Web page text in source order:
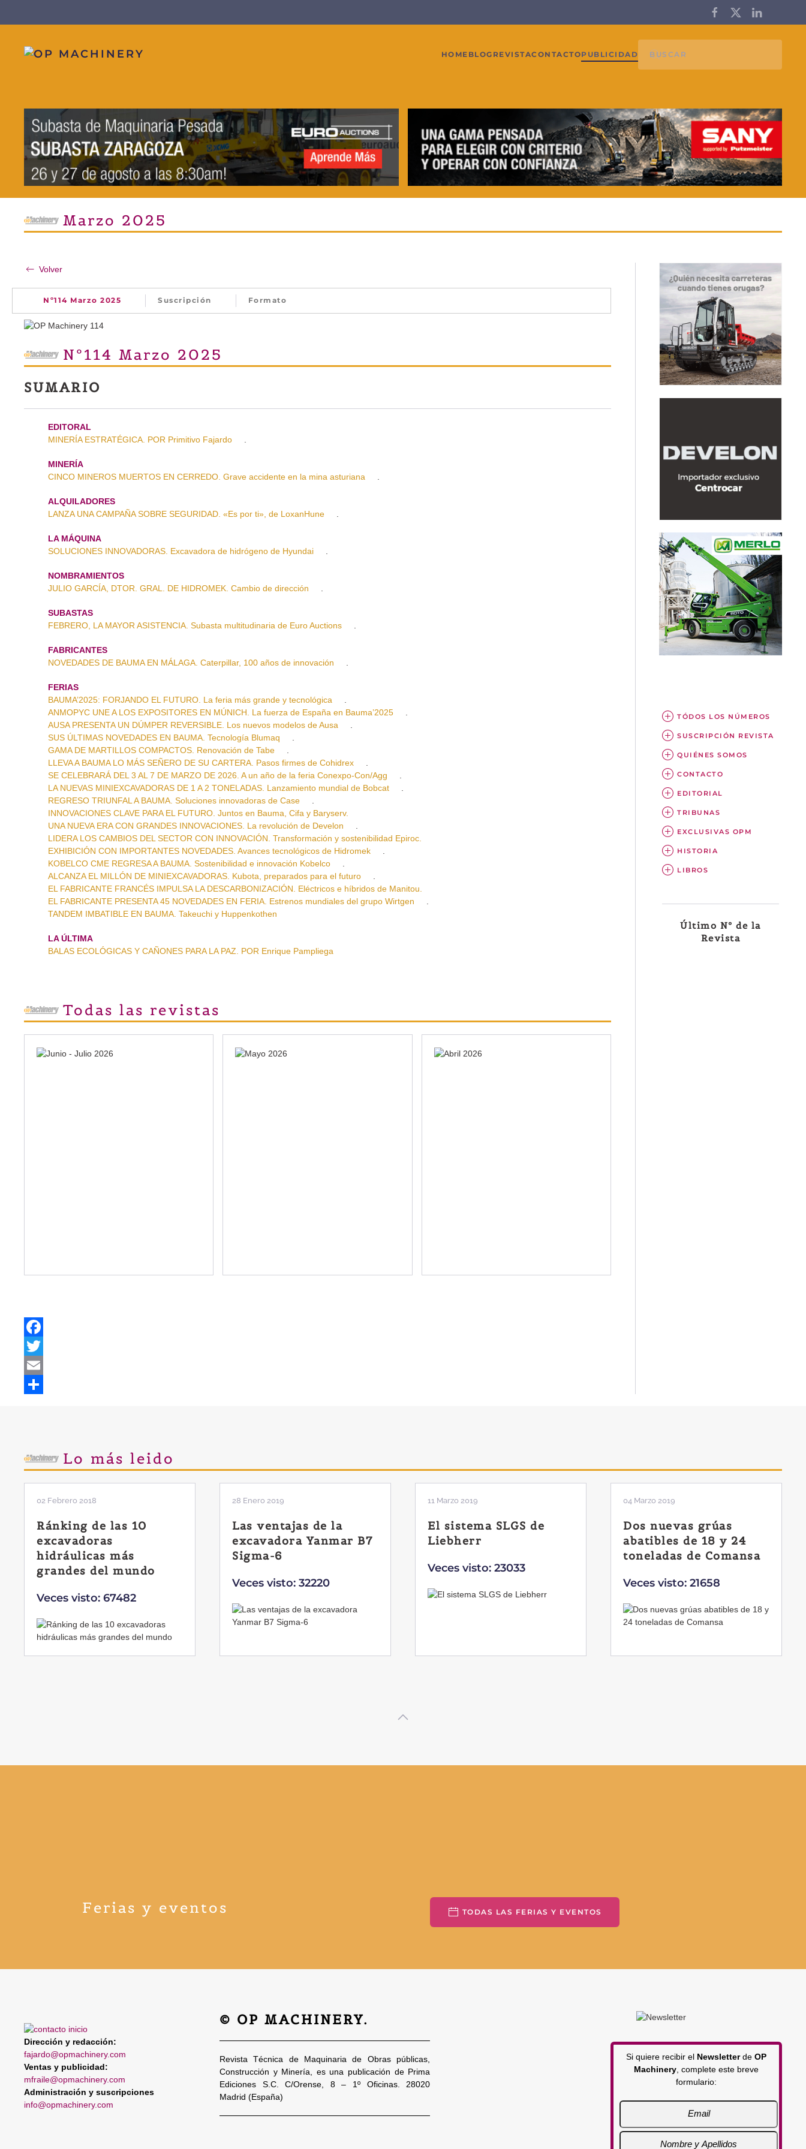
HOME BLOG REVISTACONTACTOPUBLICIDAD
Marzo 2025
Volver
Nº114 Marzo 2025 Suscripción Formato
Nº114 Marzo 2025
SUMARIO
EDITORAL
MINERÍA ESTRATÉGICA. POR Primitivo Fajardo
.
MINERÍA
CINCO MINEROS MUERTOS EN CERREDO. Grave accidente en la mina asturiana
.
ALQUILADORES
LANZA UNA CAMPAÑA SOBRE SEGURIDAD. «Es por ti», de LoxanHune
.
LA MÁQUINA
SOLUCIONES INNOVADORAS. Excavadora de hidrógeno de Hyundai
.
NOMBRAMIENTOS
JULIO GARCÍA, DTOR. GRAL. DE HIDROMEK. Cambio de dirección
.
SUBASTAS
FEBRERO, LA MAYOR ASISTENCIA. Subasta multitudinaria de Euro Auctions
.
FABRICANTES
NOVEDADES DE BAUMA EN MÁLAGA. Caterpillar, 100 años de innovación
.
FERIAS
BAUMA’2025: FORJANDO EL FUTURO. La feria más grande y tecnológica
.
ANMOPYC UNE A LOS EXPOSITORES EN MÚNICH. La fuerza de España en Bauma’2025
.
AUSA PRESENTA UN DÚMPER REVERSIBLE. Los nuevos modelos de Ausa
.
SUS ÚLTIMAS NOVEDADES EN BAUMA. Tecnología Blumaq
.
GAMA DE MARTILLOS COMPACTOS. Renovación de Tabe
.
LLEVA A BAUMA LO MÁS SEÑERO DE SU CARTERA. Pasos firmes de Cohidrex
.
SE CELEBRARÁ DEL 3 AL 7 DE MARZO DE 2026. A un año de la feria Conexpo-Con/Agg
.
LA NUEVAS MINIEXCAVADORAS DE 1 A 2 TONELADAS. Lanzamiento mundial de Bobcat
.
REGRESO TRIUNFAL A BAUMA. Soluciones innovadoras de Case
.
INNOVACIONES CLAVE PARA EL FUTURO. Juntos en Bauma, Cifa y Baryserv.
UNA NUEVA ERA CON GRANDES INNOVACIONES. La revolución de Develon
.
LIDERA LOS CAMBIOS DEL SECTOR CON INNOVACIÓN. Transformación y sostenibilidad Epiroc.
EXHIBICIÓN CON IMPORTANTES NOVEDADES. Avances tecnológicos de Hidromek
.
KOBELCO CME REGRESA A BAUMA. Sostenibilidad e innovación Kobelco
.
ALCANZA EL MILLÓN DE MINIEXCAVADORAS. Kubota, preparados para el futuro
.
EL FABRICANTE FRANCÉS IMPULSA LA DESCARBONIZACIÓN. Eléctricos e híbridos de Manitou.
EL FABRICANTE PRESENTA 45 NOVEDADES EN FERIA. Estrenos mundiales del grupo Wirtgen
.
TANDEM IMBATIBLE EN BAUMA. Takeuchi y Huppenkothen
LA ÚLTIMA
BALAS ECOLÓGICAS Y CAÑONES PARA LA PAZ. POR Enrique Pampliega
Todas las revistas
Facebook
Twitter
Email
TÓDOS LOS NÚMEROS
SUSCRIPCIÓN REVISTA
QUIÉNES SOMOS
CONTACTO
EDITORIAL
TRIBUNAS
EXCLUSIVAS OPM
HISTORIA
LIBROS
Último Nº de la
Revista
Lo más leido
28 Enero 2019
Las ventajas de la
excavadora Yanmar B7
Sigma-6
11 Marzo 2019
El sistema SLGS de
Liebherr
04 Marzo 2019
Dos nuevas grúas
abatibles de 18 y 24
01 Febrero 2019
La botella aún no está
llena
Ferias y eventos TODAS LAS FERIAS Y EVENTOS
Dirección y redacción:
fajardo@opmachinery.com
Ventas y publicidad:
mfraile@opmachinery.com
Administración y suscripciones
info@opmachinery.com
© OP MACHINERY.
Revista Técnica de Maquinaria de Obras públicas,
Construcción y Minería, es una publicación de Prima
Ediciones S.C. C/Orense, 8 – 1º Oficinas. 28020
Madrid (España)
Si quiere recibir el Newsletterde OP
Machinery , complete este breve
formulario: